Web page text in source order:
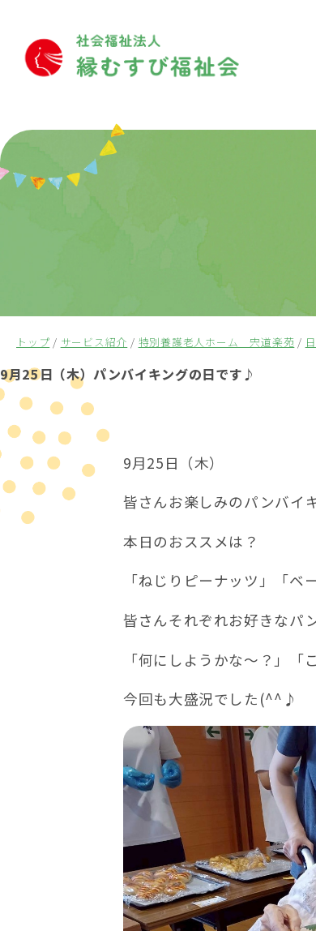
現
の
位
トップ / サービス紹介 / 特別養護老人ホーム 宍道楽苑 /
9月25日（木）パンバイキングの日です♪
9月25日（木）
皆さんお楽しみのパンバイ
本日のおススメは？
「ねじりピーナッツ」「ベ
皆さんそれぞれお好きなパ
「何にしようかな～？」「
今回も大盛況でした(^^♪